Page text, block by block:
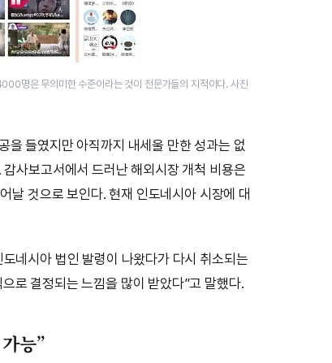
명은 무의미한 수준이라는 것이 전문가들의 지적이다. 사진
을 들였지만 아직까지 내세울 만한 성과는 없
사보고서에서 드러난 해외시장 개척 비용은
날 것으로 보인다. 현재 인도네시아 시장에 대
네시아 법인 발령이 나왔다가 다시 취소되는
로 결정되는 느낌을 많이 받았다”고 말했다.
능”